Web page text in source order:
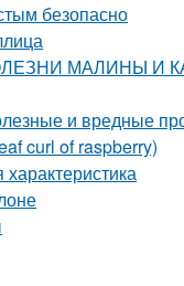
безопасно
БОЛЕЗНИ МАЛИНЫ
и вредные
curl of raspberry)